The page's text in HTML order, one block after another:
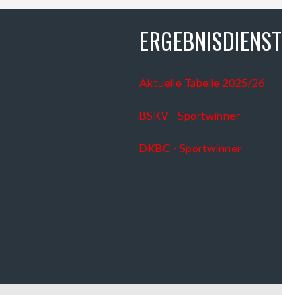
ERGEBNISDIENST
Aktuelle Tabelle 2025/26
BSKV - Sportwinner
DKBC - Sportwinner